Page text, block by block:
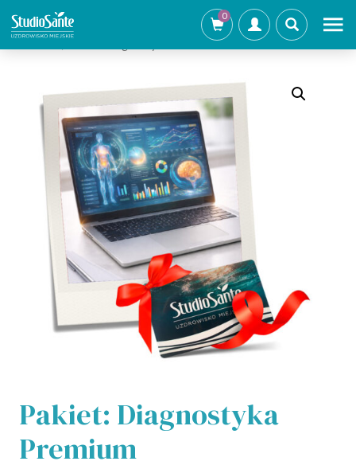
0
Strona główna
Pakiety Zdrowia i Regeneracji - Klinika
/ Pakiet: Diagnostyka Premium
Pakiet: Diagnostyka
Premium